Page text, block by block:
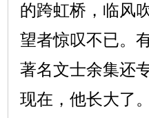
的跨虹桥，临风
望者惊叹不已。
著名文士余集还
现在，他长大了